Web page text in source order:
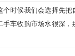
时候我们会选择先
车收购市场水很深